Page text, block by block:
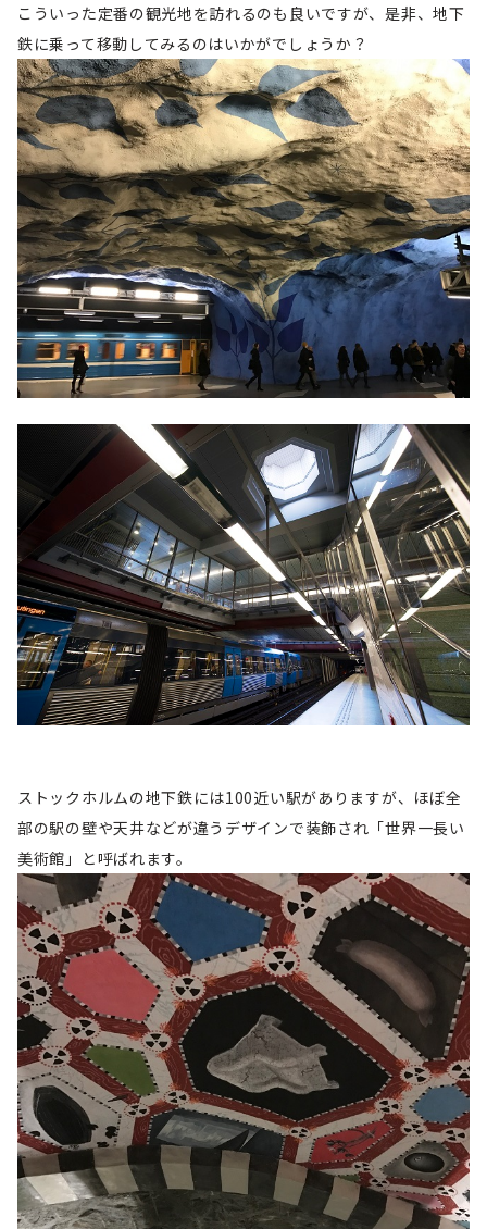
こういった定番の観光地を訪れるのも良いですが、是非、地下
鉄に乗って移動してみるのはいかがでしょうか？
ストックホルムの地下鉄には100近い駅がありますが、ほぼ全
部の駅の壁や天井などが違うデザインで装飾され「世界一長い
美術館」と呼ばれます。